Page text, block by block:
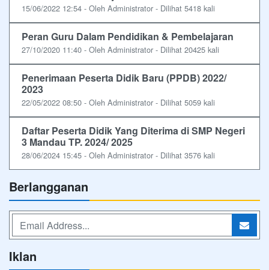
15/06/2022 12:54 - Oleh Administrator - Dilihat 5418 kali
Peran Guru Dalam Pendidikan & Pembelajaran
27/10/2020 11:40 - Oleh Administrator - Dilihat 20425 kali
Penerimaan Peserta Didik Baru (PPDB) 2022/
2023
22/05/2022 08:50 - Oleh Administrator - Dilihat 5059 kali
Daftar Peserta Didik Yang Diterima di SMP Negeri
3 Mandau TP. 2024/ 2025
28/06/2024 15:45 - Oleh Administrator - Dilihat 3576 kali
Berlangganan
Iklan